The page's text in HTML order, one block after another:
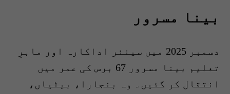
بینا مسرور
دسمبر 2025 میں سینئر اداکارہ اور ماہرِ
تعلیم بینا مسرور 67 برس کی عمر میں
انتقال کر گئیں۔ وہ بنجارا، بیٹیاں،